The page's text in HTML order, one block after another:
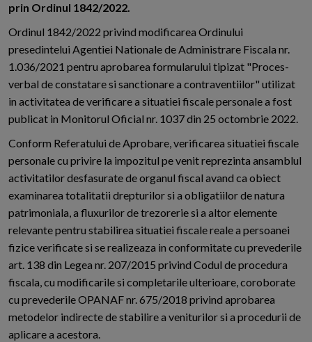
prin Ordinul 1842/2022.
Ordinul 1842/2022 privind modificarea Ordinului
presedintelui Agentiei Nationale de Administrare Fiscala nr.
1.036/2021 pentru aprobarea formularului tipizat "Proces-
verbal de constatare si sanctionare a contraventiilor" utilizat
in activitatea de verificare a situatiei fiscale personale a fost
publicat in Monitorul Oficial nr. 1037 din 25 octombrie 2022.
Conform Referatului de Aprobare, verificarea situatiei fiscale
personale cu privire la impozitul pe venit reprezinta ansamblul
activitatilor desfasurate de organul fiscal avand ca obiect
examinarea totalitatii drepturilor si a obligatiilor de natura
patrimoniala, a fluxurilor de trezorerie si a altor elemente
relevante pentru stabilirea situatiei fiscale reale a persoanei
fizice verificate si se realizeaza in conformitate cu prevederile
art. 138 din Legea nr. 207/2015 privind Codul de procedura
fiscala, cu modificarile si completarile ulterioare, coroborate
cu prevederile OPANAF nr. 675/2018 privind aprobarea
metodelor indirecte de stabilire a veniturilor si a procedurii de
aplicare a acestora.